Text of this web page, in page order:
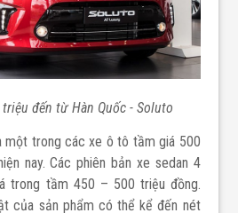
đến từ Hàn Quốc - Soluto
một trong các xe ô tô tầm giá 500
nay. Các phiên bản xe sedan 4
trong tầm 450 – 500 triệu đồng.
của sản phẩm có thể kể đến nét